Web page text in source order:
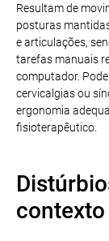
Resultam de
posturas
e articulações,
tarefas manuais
computador.
cervicalgias ou
ergonomia
fisioterapêutico.